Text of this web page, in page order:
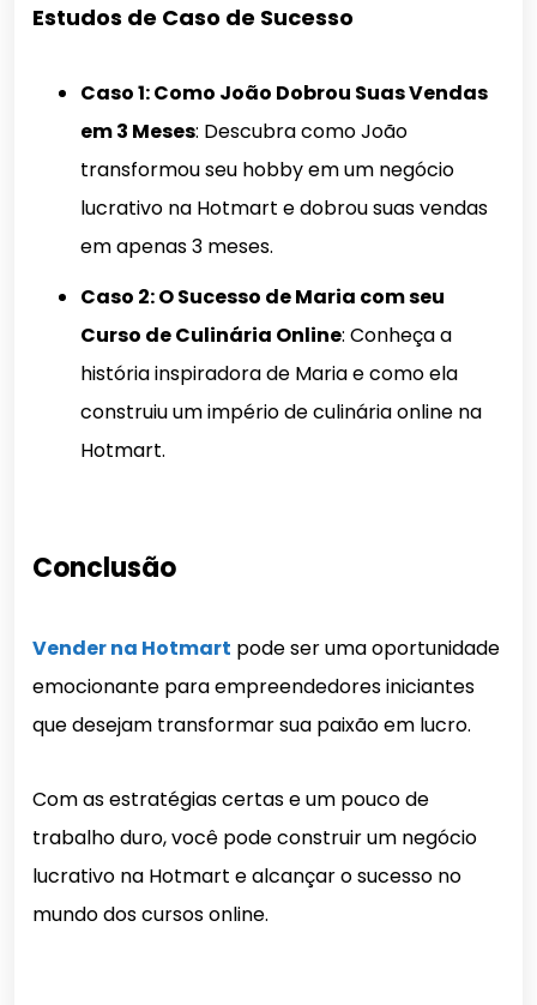
Estudos de Caso de Sucesso
Caso 1: Como João Dobrou Suas Vendas
em 3 Meses: Descubra como João
transformou seu hobby em um negócio
lucrativo na Hotmart e dobrou suas vendas
em apenas 3 meses.
Caso 2: O Sucesso de Maria com seu
Curso de Culinária Online: Conheça a
história inspiradora de Maria e como ela
construiu um império de culinária online na
Hotmart.
Conclusão
Vender na Hotmart pode ser uma oportunidade
emocionante para empreendedores iniciantes
que desejam transformar sua paixão em lucro.
Com as estratégias certas e um pouco de
trabalho duro, você pode construir um negócio
lucrativo na Hotmart e alcançar o sucesso no
mundo dos cursos online.